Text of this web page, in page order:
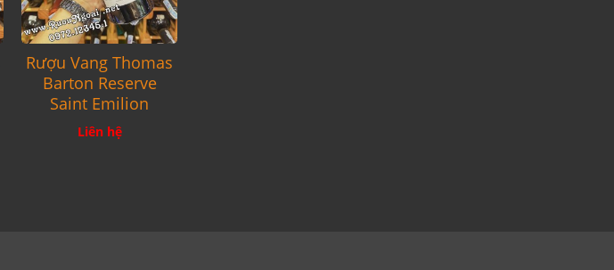
Rượu Vang Thomas
Barton Reserve
Saint Emilion
Liên hệ